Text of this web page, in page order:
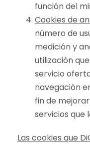
función del
Cookies de
número de
medición y
utilización
servicio
navegación
fin de
servicios que
Las cookies que